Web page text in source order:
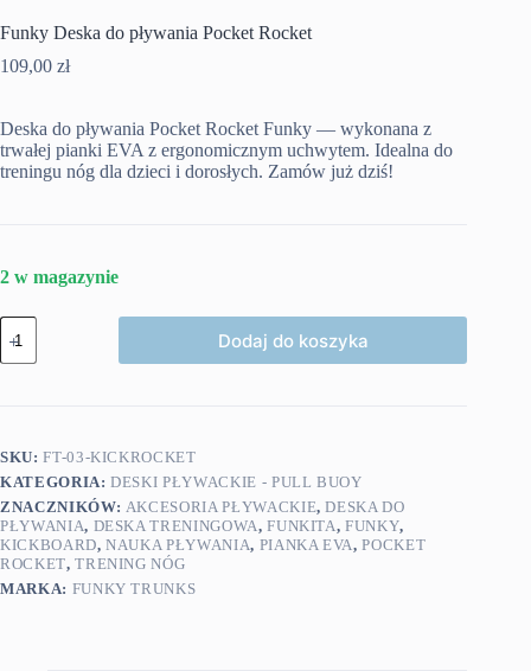
Funky Deska do pływania Pocket Rocket
109,00 zł
Deska do pływania Pocket Rocket Funky — wykonana z
trwałej pianki EVA z ergonomicznym uchwytem. Idealna do
treningu nóg dla dzieci i dorosłych. Zamów już dziś!
2 w magazynie
ilość
Funky
Deska
Dodaj do koszyka
SKU:FT-03-KICKROCKET
KATEGORIA:DESKI PŁYWACKIE - PULL BUOY
ZNACZNIKÓW: AKCESORIA PŁYWACKIE,DESKA DO
PŁYWANIA, DESKA TRENINGOWA,FUNKITA,FUNKY,
KICKBOARD,NAUKA PŁYWANIA, PIANKA EVA,POCKET
ROCKET,TRENING NÓG
MARKA: FUNKY TRUNKS